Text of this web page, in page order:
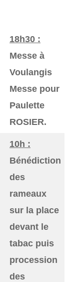
18h30 :
Messe à
Voulangis
Messe pour
Paulette
ROSIER.
10h :
Bénédiction
des
rameaux
sur la place
devant le
tabac puis
procession
des